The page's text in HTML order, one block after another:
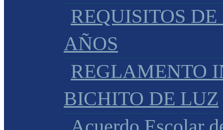
REQUISITOS
AÑOS
REGLAMENTO
BICHITO DE LUZ